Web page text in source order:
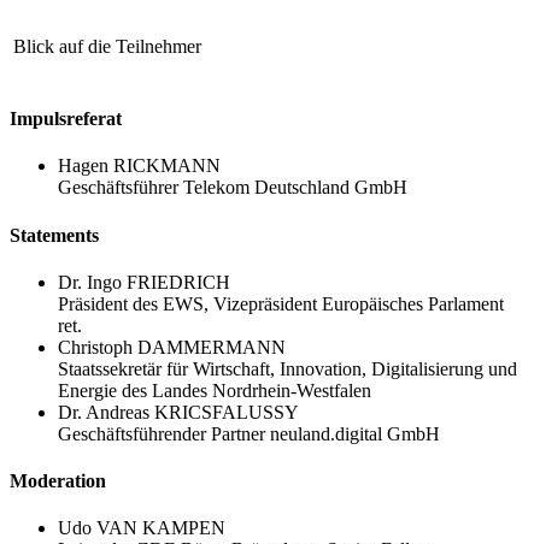
Blick auf die Teilnehmer
Impulsreferat
Hagen RICKMANN
Geschäftsführer Telekom Deutschland GmbH
Statements
Dr. Ingo FRIEDRICH
Präsident des EWS, Vizepräsident Europäisches Parlament
ret.
Christoph DAMMERMANN
Staatssekretär für Wirtschaft, Innovation, Digitalisierung und
Energie des Landes Nordrhein-Westfalen
Dr. Andreas KRICSFALUSSY
Geschäftsführender Partner neuland.digital GmbH
Moderation
Udo VAN KAMPEN